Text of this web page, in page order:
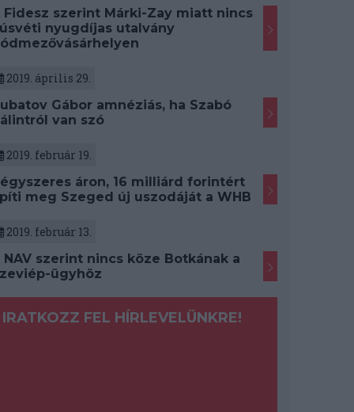
Fidesz szerint Márki-Zay miatt nincs
nyugdíjas utalvány
2019. április 29.
Gábor amnéziás, ha Szabó
van szó
2019. február 19.
áron, 16 milliárd forintért
meg Szeged új uszodáját a WHB
2019. február 13.
NAV szerint nincs köze Botkának a
ügyhöz
IRATKOZZ FEL HÍRLEVELÜNKRE!